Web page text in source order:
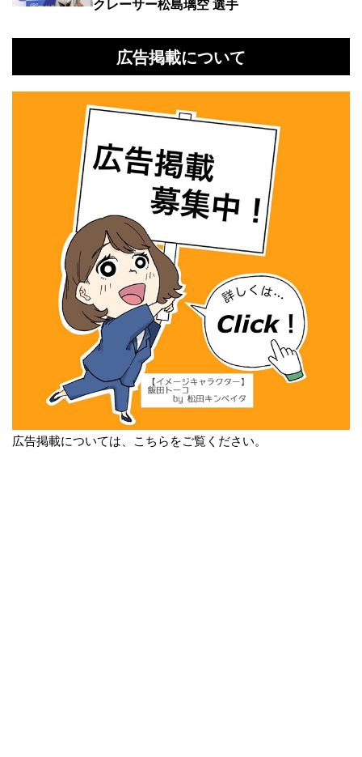
広告掲載について
広告掲載については、こちらをご覧ください。